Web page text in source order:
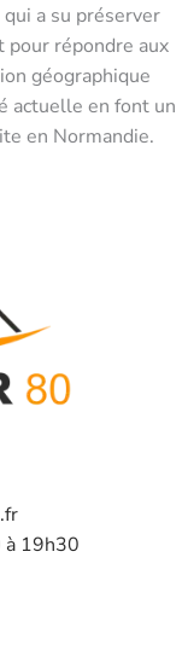
a su préserver
répondre aux
géographique
actuelle en font un
en Normandie.
à 19h30